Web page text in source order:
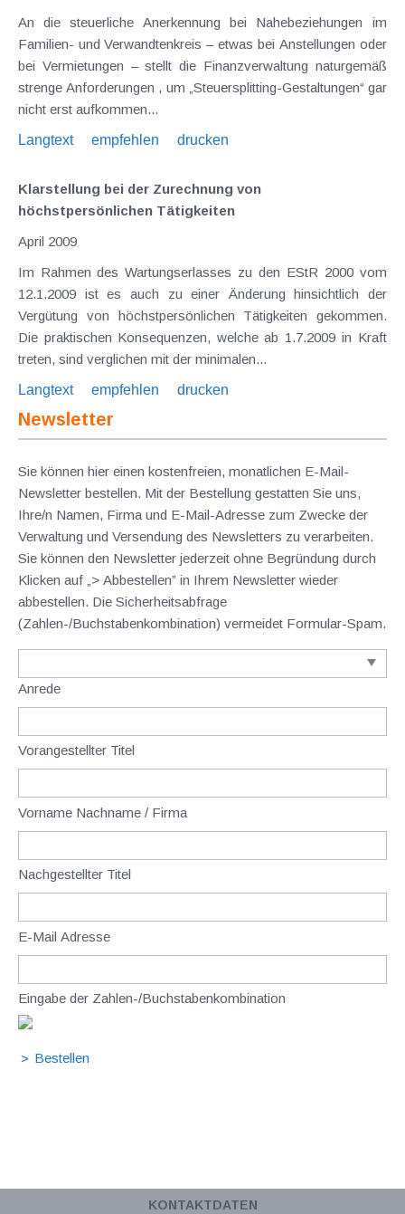
An die steuerliche Anerkennung bei Nahebeziehungen im
Familien- und Verwandtenkreis – etwas bei Anstellungen oder
bei Vermietungen – stellt die Finanzverwaltung naturgemäß
strenge Anforderungen , um „Steuersplitting-Gestaltungen“ gar
nicht erst aufkommen...
Langtext
empfehlen drucken
Klarstellung bei der Zurechnung von
höchstpersönlichen Tätigkeiten
April 2009
Im Rahmen des Wartungserlasses zu den EStR 2000 vom
12.1.2009 ist es auch zu einer Änderung hinsichtlich der
Vergütung von höchstpersönlichen Tätigkeiten gekommen.
Die praktischen Konsequenzen, welche ab 1.7.2009 in Kraft
treten, sind verglichen mit der minimalen...
Langtext
empfehlen drucken
Newsletter
Sie können hier einen kostenfreien, monatlichen E-Mail-
Newsletter bestellen. Mit der Bestellung gestatten Sie uns,
Ihre/n Namen, Firma und E-Mail-Adresse zum Zwecke der
Verwaltung und Versendung des Newsletters zu verarbeiten.
Sie können den Newsletter jederzeit ohne Begründung durch
Klicken auf „> Abbestellen” in Ihrem Newsletter wieder
abbestellen. Die Sicherheitsabfrage
(Zahlen-/Buchstabenkombination) vermeidet Formular-Spam.
Anrede
Vorangestellter Titel
Vorname Nachname / Firma
Nachgestellter Titel
E-Mail Adresse
Eingabe der Zahlen-/Buchstabenkombination
KONTAKTDATEN